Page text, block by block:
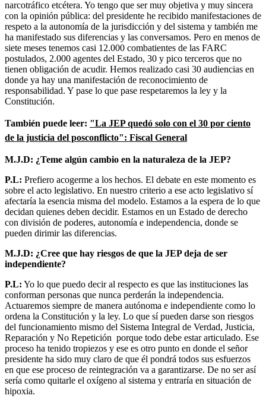
narcotráfico etcétera. Yo tengo que ser muy objetiva y muy sincera
con la opinión pública: del presidente he recibido manifestaciones de
respeto a la autonomía de la jurisdicción y del sistema y también me
ha manifestado sus diferencias y las conversamos. Pero en menos de
siete meses tenemos casi 12.000 combatientes de las FARC
postulados, 2.000 agentes del Estado, 30 y pico terceros que no
tienen obligación de acudir. Hemos realizado casi 30 audiencias en
donde ya hay una manifestación de reconocimiento de
responsabilidad. Y pase lo que pase respetaremos la ley y la
Constitución.
También puede leer: "La JEP quedó solo con el 30 por ciento
de la justicia del posconflicto": Fiscal General
M.J.D: ¿Teme algún cambio en la naturaleza de la JEP?
P.L: Prefiero acogerme a los hechos. El debate en este momento es
sobre el acto legislativo. En nuestro criterio a ese acto legislativo sí
afectaría la esencia misma del modelo. Estamos a la espera de lo que
decidan quienes deben decidir. Estamos en un Estado de derecho
con división de poderes, autonomía e independencia, donde se
pueden dirimir las diferencias.
M.J.D: ¿Cree que hay riesgos de que la JEP deja de ser
independiente?
P.L: Yo lo que puedo decir al respecto es que las instituciones las
conforman personas que nunca perderán la independencia.
Actuaremos siempre de manera autónoma e independiente como lo
ordena la Constitución y la ley. Lo que sí pueden darse son riesgos
del funcionamiento mismo del Sistema Integral de Verdad, Justicia,
Reparación y No Repetición porque todo debe estar articulado. Ese
proceso ha tenido tropiezos y ese es otro punto en donde el señor
presidente ha sido muy claro de que él pondrá todos sus esfuerzos
en que ese proceso de reintegración va a garantizarse. De no ser así
sería como quitarle el oxígeno al sistema y entraría en situación de
hipoxia.